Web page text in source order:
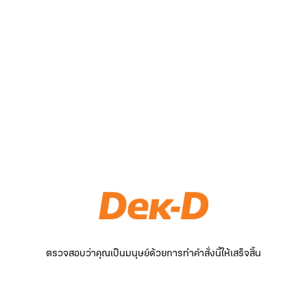
ตรวจสอบว่าคุณเป็นมนุษย์ด้วยการทำคำสั่งนี้ให้เสร็จสิ้น